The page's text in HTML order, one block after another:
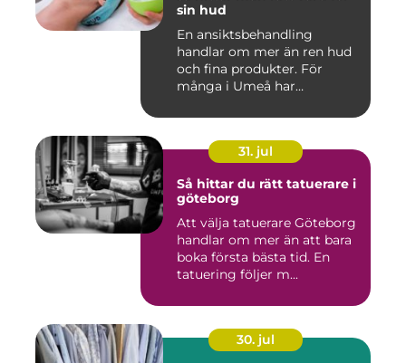
sin hud
En ansiktsbehandling
handlar om mer än ren hud
och fina produkter. För
många i Umeå har
31. jul
Så hittar du rätt tatuerare i
göteborg
Att välja tatuerare Göteborg
handlar om mer än att bara
boka första bästa tid. En
tatuering följer m...
30. jul